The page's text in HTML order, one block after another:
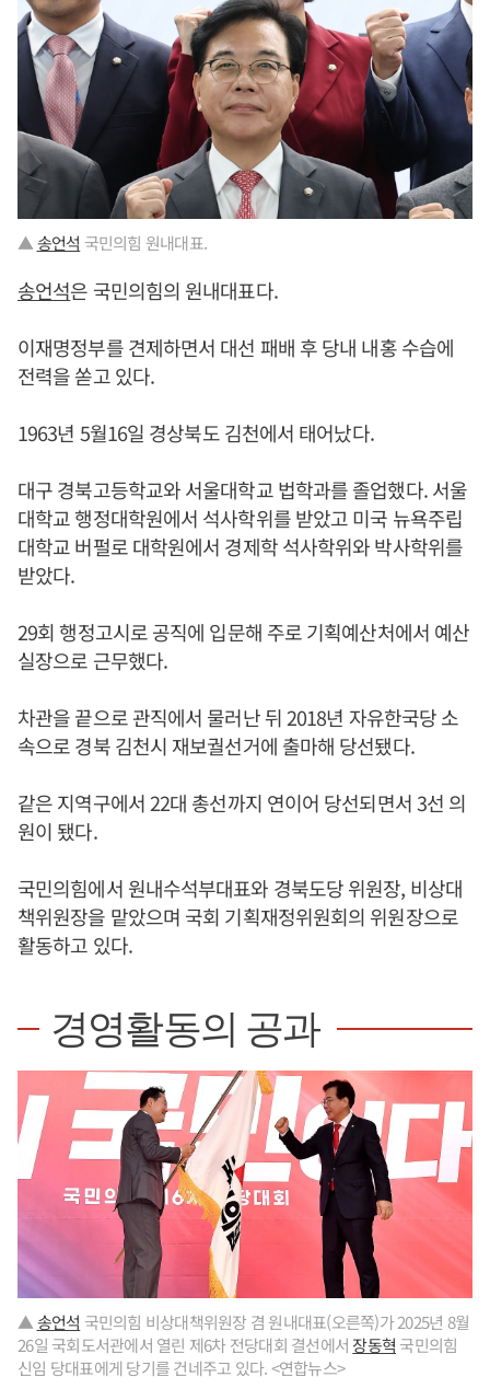
▲송언석 국민의힘 원내대표.
송언석은 국민의힘의 원내대표다.
이재명정부를 견제하면서 대선 패배 후 당내 내홍 수습에
전력을 쏟고 있다.
1963년 5월16일 경상북도 김천에서 태어났다.
대구 경북고등학교와 서울대학교 법학과를 졸업했다. 서울
대학교 행정대학원에서 석사학위를 받았고 미국 뉴욕주립
대학교 버펄로 대학원에서 경제학 석사학위와 박사학위를
받았다.
29회 행정고시로 공직에 입문해 주로 기획예산처에서 예산
실장으로 근무했다.
차관을 끝으로 관직에서 물러난 뒤 2018년 자유한국당 소
속으로 경북 김천시 재보궐선거에 출마해 당선됐다.
같은 지역구에서 22대 총선까지 연이어 당선되면서 3선 의
원이 됐다.
국민의힘에서 원내수석부대표와 경북도당 위원장, 비상대
책위원장을 맡았으며 국회 기획재정위원회의 위원장으로
활동하고 있다.
경영활동의 공과
▲송언석 국민의힘 비상대책위원장 겸 원내대표(오른쪽)가 2025년 8월
26일 국회도서관에서 열린 제6차 전당대회 결선에서 장동혁 국민의힘
신임 당대표에게 당기를 건네주고 있다. <연합뉴스>